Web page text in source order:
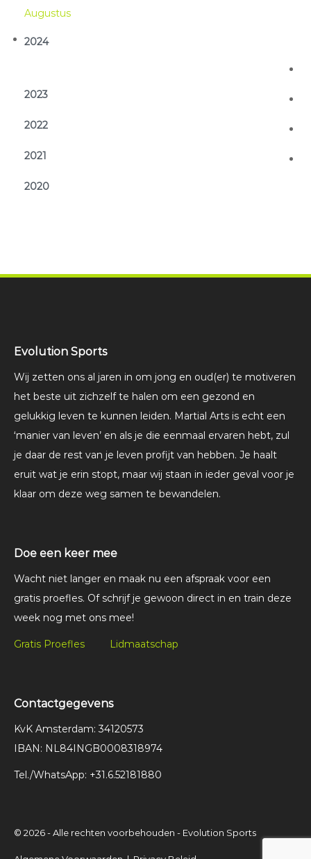
Aug
2024
2023
2022
2021
2020
Evolution Sports
Wij zetten ons al jaren in om jong en oud(er) te motiveren
het beste uit zichzelf te halen om een gezond en
gelukkig leven te kunnen leiden. Martial Arts is echt een
‘manier van leven’ en als je die eenmaal ervaren hebt, zul
je daar de rest van je leven profijt van hebben. Je haalt
eruit wat je erin stopt, maar wij staan in ieder geval voor je
klaar om deze weg samen te bewandelen.
Doe een keer mee
Wacht niet langer en maak nu een afspraak voor een
gratis proefles. Of schrijf je gewoon direct in en train deze
week nog met ons mee!
Gratis Proefles Lidmaatschap
Contactgegevens
KvK Amsterdam: 34120573
IBAN: NL84INGB0008318974
Tel./WhatsApp: +31.6.52181880
© 2026 - Alle rechten voorbehouden - Evolution Sports